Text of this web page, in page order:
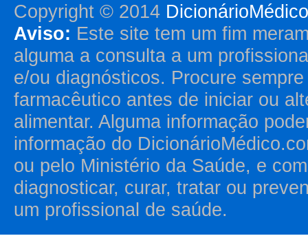
Copyright © 2014
Aviso: Este site tem um fim
alguma a consulta a um
e/ou diagnósticos. Procure
farmacêutico antes de iniciar ou
alimentar. Alguma informação
informação do
ou pelo Ministério da Saúde, e
diagnosticar, curar, tratar ou
um profissional de saúde.